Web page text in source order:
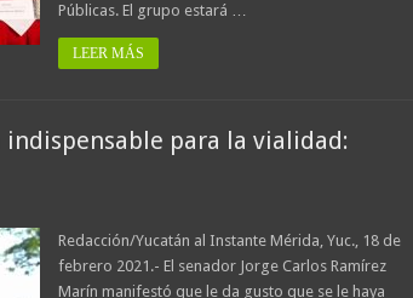
Públicas. El grupo estará …
LEER MÁS
para la vialidad:
Redacción/Yucatán al Instante Mérida, Yuc., 18 de
febrero 2021.- El senador Jorge Carlos Ramírez
Marín manifestó que le da gusto que se le haya